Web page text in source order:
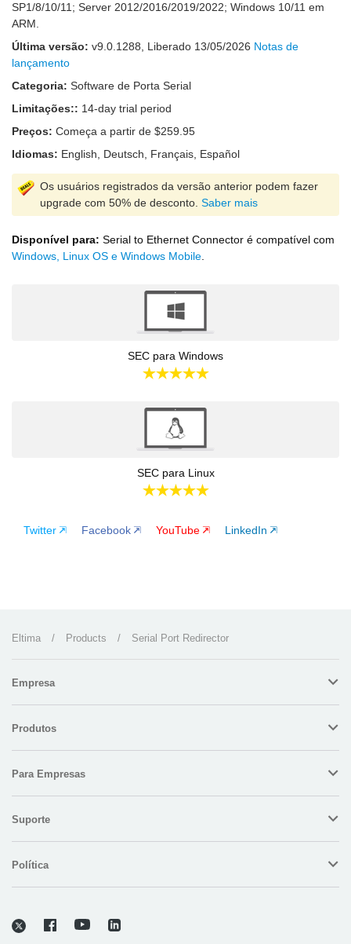
SP1/8/10/11; Server 2012/2016/2019/2022; Windows 10/11 em
ARM.
Última versão: v9.0.1288 , Liberado 13/05/2026 Notas de
lançamento
Categoria: Software de Porta Serial
Limitações:: 14-day trial period
Preços: Começa a partir de $259.95
Idiomas: English, Deutsch, Français, Español
Os usuários registrados da versão anterior podem fazer
upgrade com 50% de desconto. Saber mais
Disponível para: Serial to Ethernet Connector é compatível com
Windows, Linux OS e Windows Mobile
SEC para Windows
SEC para Linux
Twitter Facebook YouTube LinkedIn
Eltima / Products / Serial Port Redirector
Empresa
Produtos
Para Empresas
Suporte
Política